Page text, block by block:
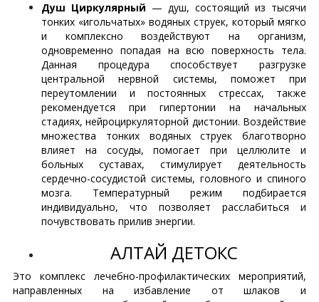
Душ Циркулярный — душ, состоящий из тысячи
тонких «игольчатых» водяных струек, который мягко
и комплексно воздействуют на организм,
одновременно попадая на всю поверхность тела.
Данная процедура способствует разгрузке
центральной нервной системы, поможет при
переутомлении и постоянных стрессах, также
рекомендуется при гипертонии на начальных
стадиях, нейроциркуляторной дистонии. Воздействие
множества тонких водяных струек благотворно
влияет на сосуды, помогает при целлюлите и
больных суставах, стимулирует деятельность
сердечно-сосудистой системы, головного и спиного
мозга. Температурный режим подбирается
индивидуально, что позволяет расслабиться и
почувствовать прилив энергии.
АЛТАЙ ДЕТОКС
Это комплекс лечебно-профилактических мероприятий,
направленных на избавление от шлаков и